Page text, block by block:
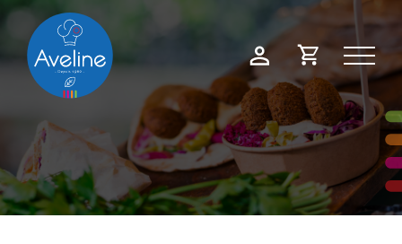
Mon Demande
devis
Panneau de gestion des cookies